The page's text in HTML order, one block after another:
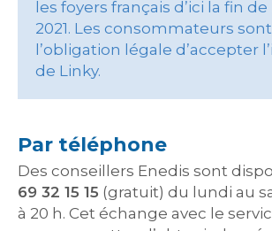
les foyers français d’ici la fin de
2021. Les consommateurs
l’obligation légale d’accepter
de Linky.
Par téléphone
Des conseillers Enedis sont
69 32 15 15 (gratuit) du lundi au
à 20 h. Cet échange avec le